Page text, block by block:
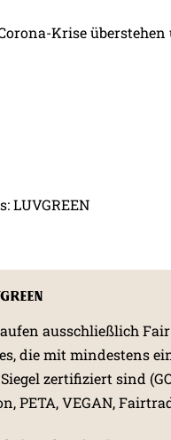
Krise
LUVGREEN
ausschließlich
die mit mindestens
zertifiziert sind
PETA, VEGAN,